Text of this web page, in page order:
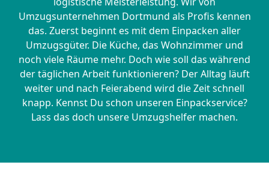
Umzugsunternehmen Dortmund als Profis kennen
das. Zuerst beginnt es mit dem Einpacken aller
Umzugsgüter. Die Küche, das Wohnzimmer und
noch viele Räume mehr. Doch wie soll das während
der täglichen Arbeit funktionieren? Der Alltag läuft
weiter und nach Feierabend wird die Zeit schnell
knapp. Kennst Du schon unseren Einpackservice?
Lass das doch unsere Umzugshelfer machen.